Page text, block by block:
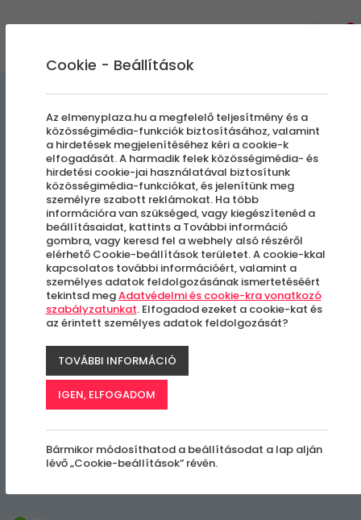
Wonder Mátrafüreden | Bájital
Apartman
Hosszú Érvényesség
Mátrafüred, Gyöngyös
Cookie - Beállítások
Az elmenyplaza.hu a megfelelő teljesítmény és a
közösségimédia-funkciók biztosításához, valamint
a hirdetések megjelenítéséhez kéri a cookie-k
elfogadását. A harmadik felek közösségimédia- és
hirdetési cookie-jai használatával biztosítunk
közösségimédia-funkciókat, és jelenítünk meg
személyre szabott reklámokat. Ha több
információra van szükséged, vagy kiegészítenéd a
beállításaidat, kattints a További információ
gombra, vagy keresd fel a webhely alsó részéről
elérhető Cookie-beállítások területet. A cookie-kkal
kapcsolatos további információért, valamint a
személyes adatok feldolgozásának ismertetéséért
tekintsd megAdatvédelmi és cookie-kra vonatkozó
szabályzatunkat. Elfogadod ezeket a cookie-kat és
az érintett személyes adatok feldolgozását?
TOVÁBBI INFORMÁCIÓ
IGEN, ELFOGADOM
Bármikor módosíthatod a beállításodat a lap alján
lévő „Cookie-beállítások” révén.